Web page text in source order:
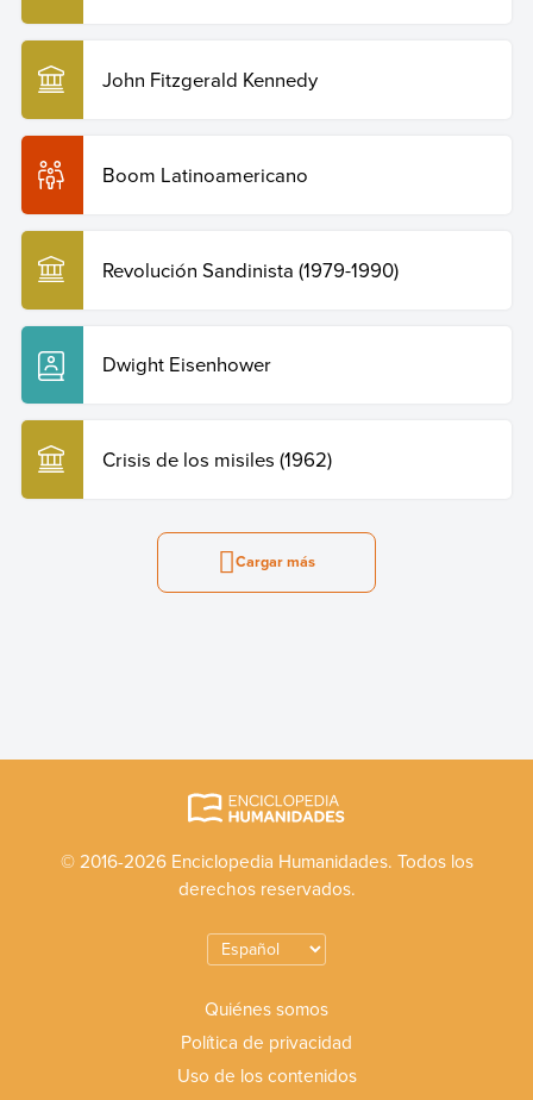
John Fitzgerald Kennedy
Boom Latinoamericano
Revolución Sandinista (1979-1990)
Dwight Eisenhower
Crisis de los misiles (1962)
Cargar más
© 2016-2026 Enciclopedia Humanidades. Todos los
derechos reservados.
Quiénes somos
Política de privacidad
Uso de los contenidos